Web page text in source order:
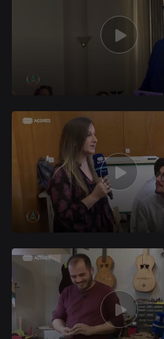
674986